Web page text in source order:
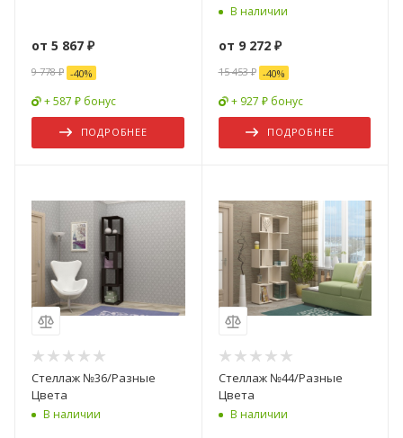
от 5 867 ₽
9 778 ₽ -40%
+ 587 ₽ бонус
ПОДРОБНЕЕ
В наличии
от 9 272 ₽
15 453 ₽ -40%
+ 927 ₽ бонус
ПОДРОБНЕЕ
Стеллаж №36/Разные
Цвета
В наличии
Стеллаж №44/Разные
Цвета
В наличии